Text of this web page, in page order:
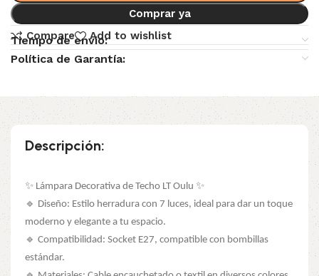
Comprar ya
Compare
Add to wishlist
Tiempo de envio:
Política de Garantía:
Descripción:
✨ Lámpara Decorativa de Techo LT Oulu ✨
🔹 Diseño: Estilo herradura con 7 luces, ideal para dar un toque
moderno y elegante a tu espacio.
🔹 Compatibilidad: Socket E27, compatible con bombillas
estándar.